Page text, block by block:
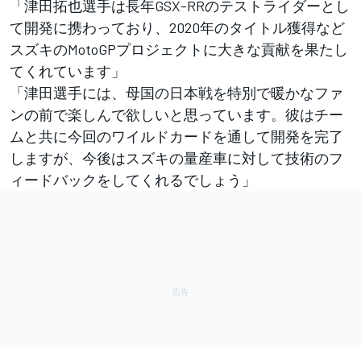
「津田拓也選手は長年GSX-RRのテストライダーとし
て開発に携わっており、2020年のタイトル獲得など
スズキのMotoGPプロジェクトに大きな貢献を果たし
てくれています」
「津田選手には、母国の日本戦を特別で暖かなファ
ンの前で楽しんで欲しいと思っています。彼はチー
ムと共に今回のワイルドカードを通して開発を完了
しますが、今後はスズキの量産車に対して技術のフ
ィードバックをしてくれるでしょう」